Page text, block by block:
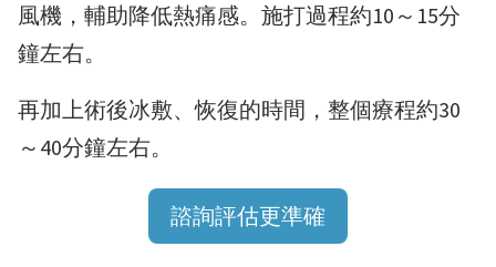
風機，輔助降低熱痛感。施打過程約10～15分
鐘左右。
再加上術後冰敷、恢復的時間，整個療程約30
～40分鐘左右。
諮詢評估更準確